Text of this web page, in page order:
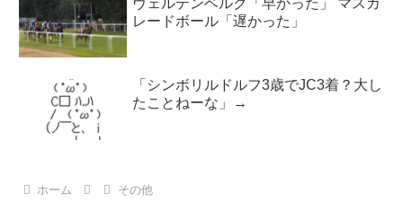
ヴェルテンベルク「早かった」 マスカ
レードボール「遅かった」
「シンボリルドルフ3歳でJC3着？大し
たことねーな」→
ホーム その他